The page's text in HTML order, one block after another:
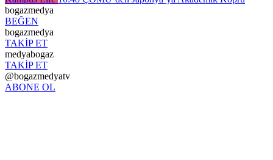
bogazmedya
BEĞEN
bogazmedya
TAKİP ET
medyabogaz
TAKİP ET
@bogazmedyatv
ABONE OL